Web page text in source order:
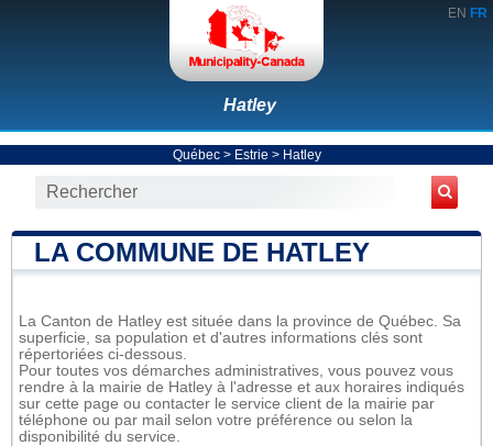
EN FR
Hatley
Québec> Estrie > Hatley
LA COMMUNE DE HATLEY
La Canton de Hatley est située dans la province de Québec. Sa
superficie, sa population et d'autres informations clés sont
répertoriées ci-dessous.
Pour toutes vos démarches administratives, vous pouvez vous
rendre à la mairie de Hatley à l'adresse et aux horaires indiqués
sur cette page ou contacter le service client de la mairie par
téléphone ou par mail selon votre préférence ou selon la
disponibilité du service.